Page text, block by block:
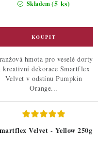
Skladem(5 ks)
hmota pro veselé dorty
kreativní dekorace Smartflex
Velvet v odstínu Pumpkin
Orange...
Velvet - Yellow 250g